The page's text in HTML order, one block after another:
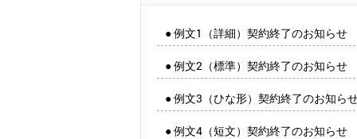
● 例文1（詳細）契約終了のお知らせ
● 例文2（標準）契約終了のお知らせ
● 例文3（ひな形）契約終了のお知ら
● 例文4（短文）契約終了のお知らせ